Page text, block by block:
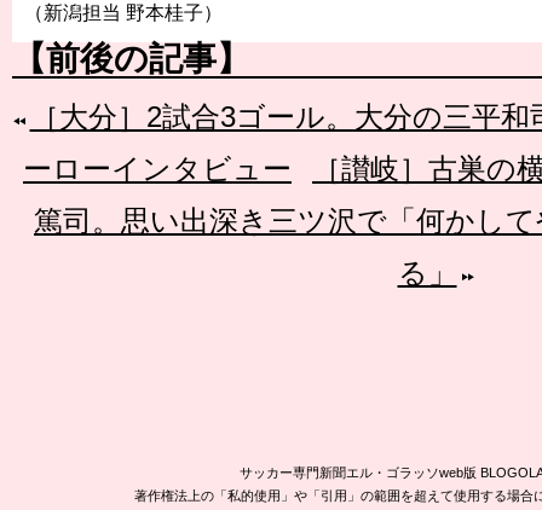
（新潟担当 野本桂子）
【前後の記事】
［大分］2試合3ゴール。大分の三平
ーローインタビュー
［讃岐］古巣の
篤司。思い出深き三ツ沢で「何かし
る」
サッカー専門新聞エル・ゴラッソweb版
著作権法上の「私的使用」や「引用」の範囲を超えて使用する場